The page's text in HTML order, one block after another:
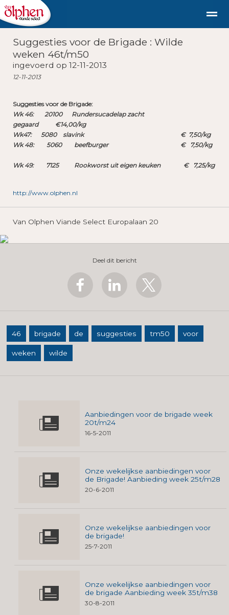
Geschiedenis duurzaam diervriendelijk vlees uit de
Suggesties voor de Brigade : Wilde
weken 46t/m50
ingevoerd op 12-11-2013
12-11-2013
Suggesties voor de Brigade:
Wk 46: 20100 Rundersucadelap zacht
gegaard €14,00/kg
Wk47: 5080 slavink € 7,50/kg
Wk 48: 5060 beefburger € 7,50/kg
Wk 49: 7125 Rookworst uit eigen keuken € 7,25/kg
http://www.olphen.nl
Van Olphen Viande Select Europalaan 20
Deel dit bericht
46 brigade de suggesties tm50 voor
weken wilde
Aanbiedingen voor de brigade week
20t/m24
16-5-2011
Onze wekelijkse aanbiedingen voor
de Brigade! Aanbieding week 25t/m28
20-6-2011
Onze wekelijkse aanbiedingen voor
de brigade!
25-7-2011
Onze wekelijkse aanbiedingen voor
de brigade Aanbieding week 35t/m38
30-8-2011